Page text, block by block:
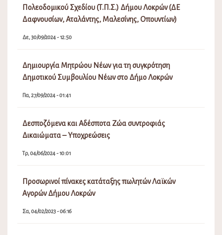
Πολεοδομικού Σχεδίου (Τ.Π.Σ.) Δήμου Λοκρών (ΔΕ
Δαφνουσίων, Αταλάντης, Μαλεσίνης, Οπουντίων)
Δε, 30/09/2024 - 12:50
Δημιουργία Μητρώου Νέων για τη συγκρότηση
Δημοτικού Συμβουλίου Νέων στο Δήμο Λοκρών
Πα, 27/09/2024 - 01:41
Δεσποζόμενα και Αδέσποτα Ζώα συντροφιάς
Δικαιώματα – Υποχρεώσεις
Τρ, 04/06/2024 - 10:01
Προσωρινοί πίνακες κατάταξης πωλητών Λαϊκών
Αγορών Δήμου Λοκρών
Σα, 04/02/2023 - 06:16